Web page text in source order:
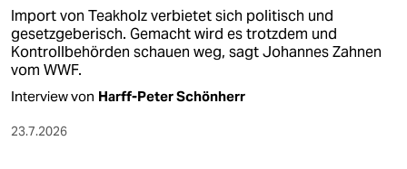
Import von Teakholz verbietet sich politisch und
gesetzgeberisch. Gemacht wird es trotzdem und
Kontrollbehörden schauen weg, sagt Johannes Zahnen
vom WWF.
Interview von Harff-Peter Schönherr
23.7.2026